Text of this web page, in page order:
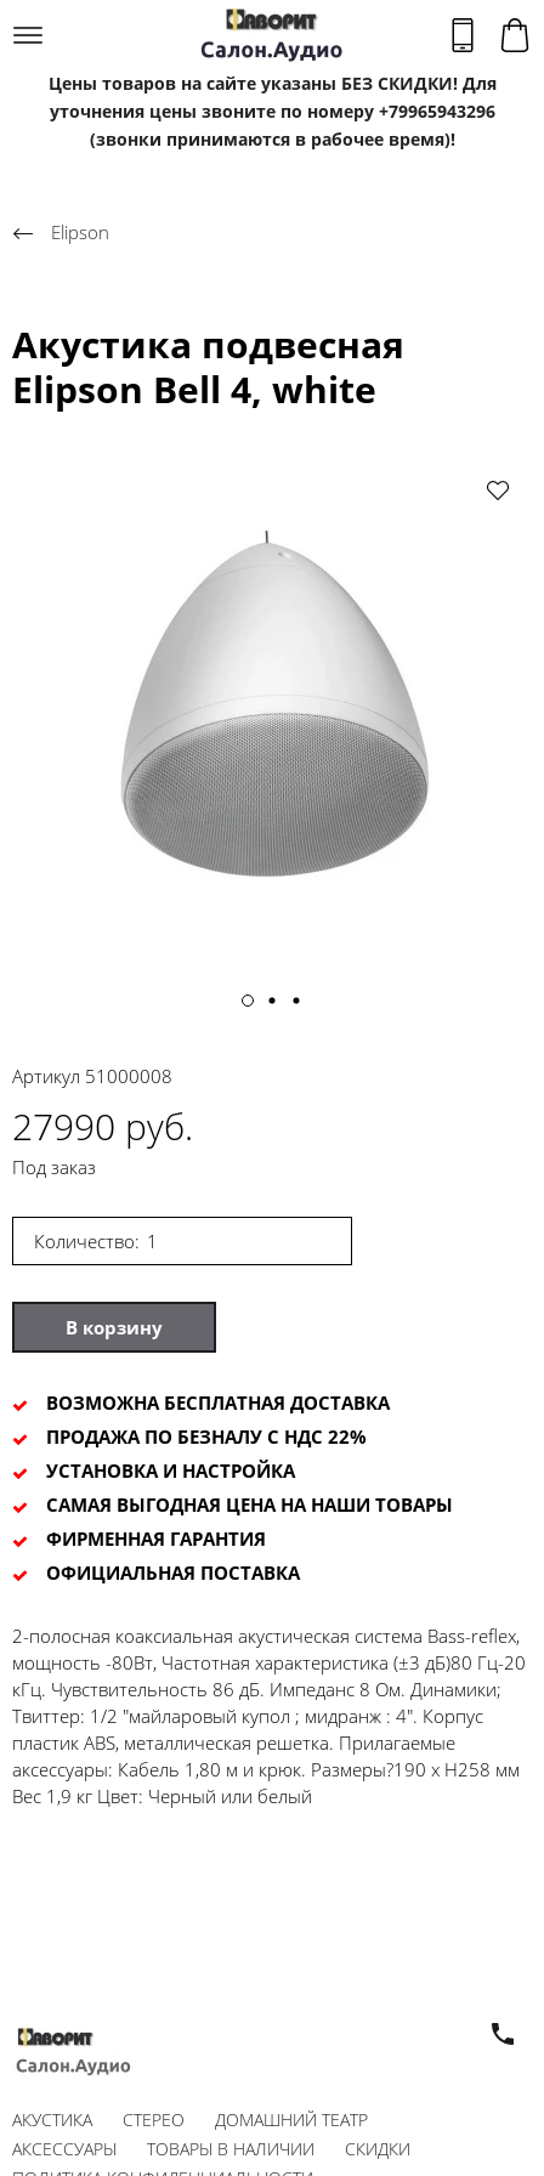
Цены товаров на сайте указаны БЕЗ СКИДКИ! Для
уточнения цены звоните по номеру +79965943296
(звонки принимаются в рабочее время)!
Elipson
Акустика подвесная
Elipson Bell 4, white
Артикул 51000008
27990 руб.
Под заказ
Количество:
В корзину
ВОЗМОЖНА БЕСПЛАТНАЯ ДОСТАВКА
ПРОДАЖА ПО БЕЗНАЛУ С НДС 22%
УСТАНОВКА И НАСТРОЙКА
САМАЯ ВЫГОДНАЯ ЦЕНА НА НАШИ ТОВАРЫ
ФИРМЕННАЯ ГАРАНТИЯ
ОФИЦИАЛЬНАЯ ПОСТАВКА
2-полосная коаксиальная акустическая система Bass-reflex,
мощность -80Вт, Частотная характеристика (±3 дБ)80 Гц-20
кГц. Чувствительность 86 дБ. Импеданс 8 Ом. Динамики;
Твиттер: 1/2 "майларовый купол ; мидранж : 4". Корпус
пластик ABS, металлическая решетка. Прилагаемые
аксессуары: Кабель 1,80 м и крюк. Размеры?190 x H258 мм
Вес 1,9 кг Цвет: Черный или белый
АКУСТИКА СТЕРЕО
ДОМАШНИЙ ТЕАТР
АКСЕССУАРЫ
ТОВАРЫ В НАЛИЧИИ
СКИДКИ